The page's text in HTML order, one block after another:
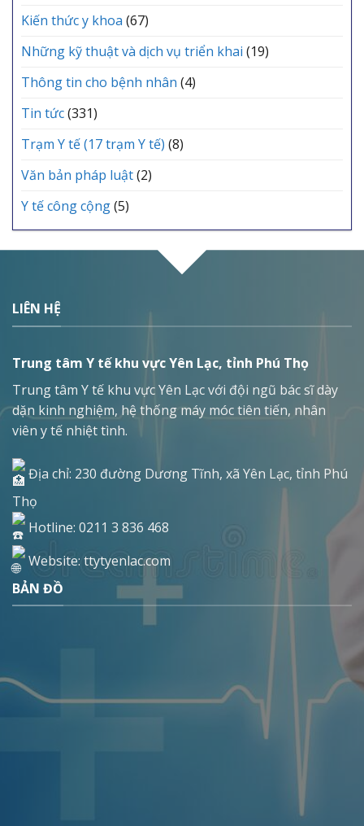
Kiến thức y khoa (67)
Những kỹ thuật và dịch vụ triển khai (19)
Thông tin cho bệnh nhân (4)
Tin tức(331)
Trạm Y tế (17 trạm Y tế) (8)
Văn bản pháp luật(2)
Y tế công cộng(5)
LIÊN HỆ
Trung tâm Y tế khu vực Yên Lạc, tỉnh Phú Thọ
Trung tâm Y tế khu vực Yên Lạc với đội ngũ bác sĩ dày
dặn kinh nghiệm, hệ thống máy móc tiên tiến, nhân
viên y tế nhiệt tình.
Địa chỉ: 230 đường Dương Tĩnh, xã Yên Lạc, tỉnh Phú
Thọ
Hotline: 0211 3 836 468
Website: ttytyenlac.com
BẢN ĐỒ